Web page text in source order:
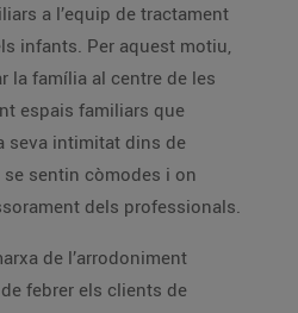
de tractament
infants. Per aquest motiu,
seva intimitat dins de
se sentin còmodes i on
l’assessorament dels professionals.
de l’arrodoniment
de